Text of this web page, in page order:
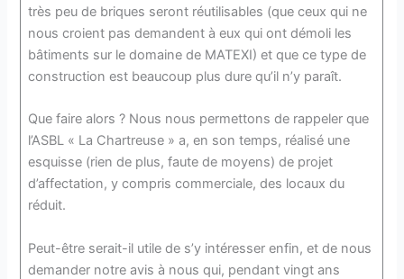
très peu de briques seront réutilisables (que ceux qui ne
nous croient pas demandent à eux qui ont démoli les
bâtiments sur le domaine de MATEXI) et que ce type de
construction est beaucoup plus dure qu’il n’y paraît.
Que faire alors ? Nous nous permettons de rappeler que
l’ASBL « La Chartreuse » a, en son temps, réalisé une
esquisse (rien de plus, faute de moyens) de projet
d’affectation, y compris commerciale, des locaux du
réduit.
Peut-être serait-il utile de s’y intéresser enfin, et de nous
demander notre avis à nous qui, pendant vingt ans